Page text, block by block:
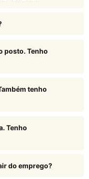
posto. Tenho
tenho
Tenho
do emprego?